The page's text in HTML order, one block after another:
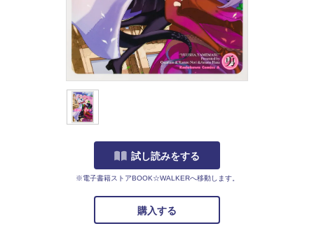
試し読みをする
※電子書籍ストアBOOK☆WALKERへ移動します。
購入する